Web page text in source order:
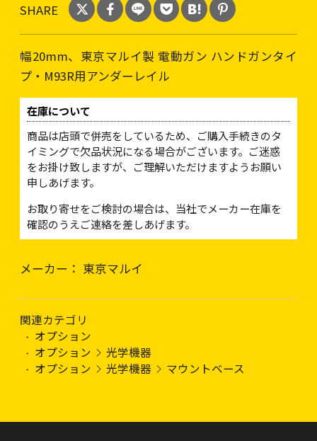
SHARE
幅20mm、東京マルイ製 電動ガン ハンドガンタイ
プ・M93R用アンダーレイル
在庫について
商品は店頭で併売をしているため、ご購入手続きのタ
イミングで欠品状況になる場合がございます。ご迷惑
をお掛け致しますが、ご理解いただけますようお願い
申しあげます。
お取り寄せをご検討の場合は、当社でメーカー在庫を
確認のうえご連絡を差しあげます。
メーカー： 東京マルイ
関連カテゴリ
オプション
オプション
光学機器
オプション
光学機器 マウントベース